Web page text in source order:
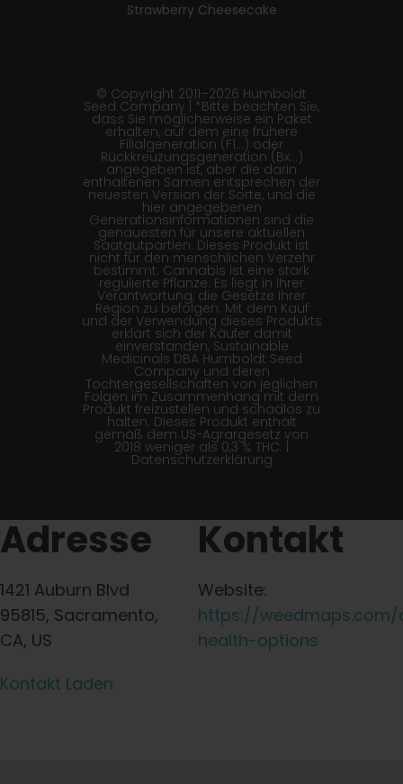
Strawberry Cheesecake
© Copyright 2011–2026 Humboldt
Seed Company | *Bitte beachten Sie,
dass Sie möglicherweise ein Paket
erhalten, auf dem eine frühere
Filialgeneration (F1…) oder
Rückkreuzungsgeneration (Bx…)
angegeben ist, aber die darin
enthaltenen Samen entsprechen der
neuesten Version der Sorte, und die
hier angegebenen
Generationsinformationen sind die
genauesten für unsere aktuellen
Saatgutpartien. Dieses Produkt ist
nicht für den menschlichen Verzehr
bestimmt. Cannabis ist eine stark
regulierte Pflanze. Es liegt in Ihrer
Verantwortung, die Gesetze Ihrer
Region zu befolgen. Mit dem Kauf
und der Verwendung dieses Produkts
erklärt sich der Käufer damit
einverstanden, Sustainable
Medicinals DBA Humboldt Seed
Company und deren
Tochtergesellschaften von jeglichen
Folgen im Zusammenhang mit dem
Produkt freizustellen und schadlos zu
halten. Dieses Produkt enthält
gemäß dem US-Agrargesetz von
2018 weniger als 0,3 % THC. |
Datenschutzerklärung
Adresse
1421 Auburn Blvd
95815, Sacramento,
CA, US
Kontakt
Website:
https://
health-options
Kontakt Laden